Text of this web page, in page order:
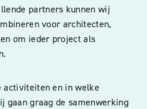
partners kunnen wij
voor architecten,
om ieder project als
activiteiten en in welke
gaan graag de samenwerking